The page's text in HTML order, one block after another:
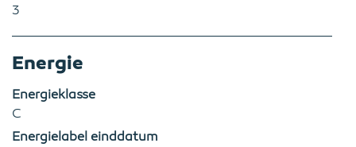
3
Energie
Energieklasse
C
Energielabel einddatum